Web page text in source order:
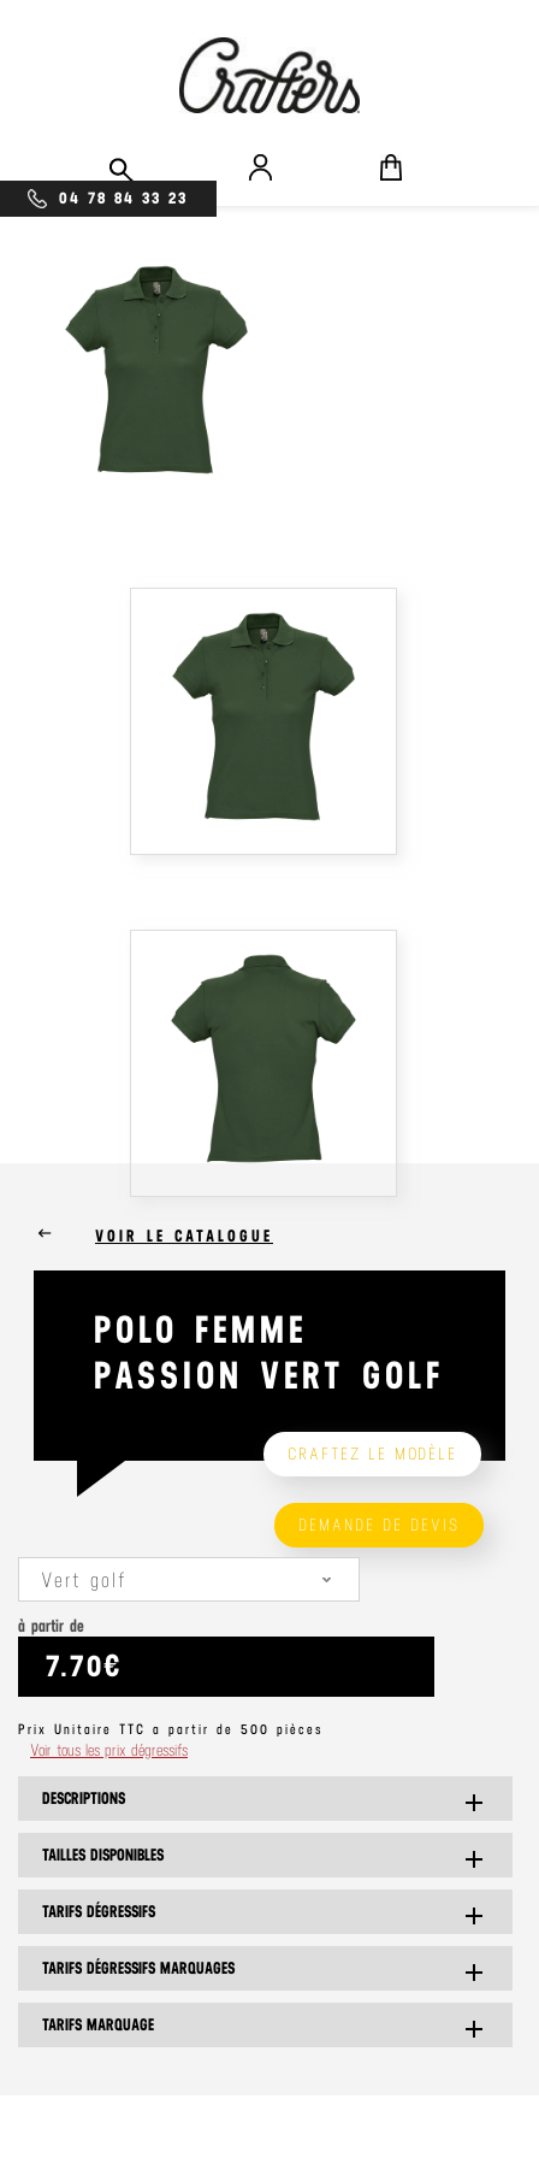
04 78 84 33 23
keyboard_backspace VOIR LE CATALOGUE
POLO FEMME
PASSION VERT GOLF
CRAFTEZ LE MODÈLE
DEMANDE DE DEVIS
Vert golf
à partir de
7.70€
Prix Unitaire TTC a partir de 500 pièces
Voir tous les prix dégressifs
DESCRIPTIONS add
TAILLES DISPONIBLES add
TARIFS DÉGRESSIFS add
TARIFS DÉGRESSIFS MARQUAGES add
TARIFS MARQUAGE add